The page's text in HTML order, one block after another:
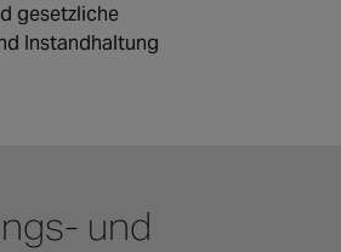
gesetzliche
Instandhaltung
und